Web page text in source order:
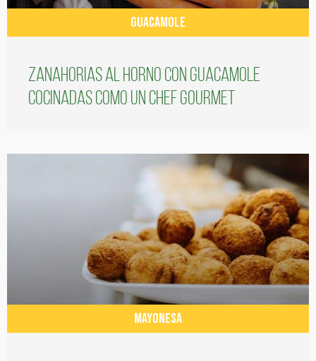
GUACAMOLE
Zanahorias al horno con guacamole
cocinadas como un chef gourmet
MAYONESA